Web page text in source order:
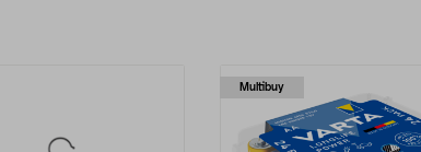
Multibuy